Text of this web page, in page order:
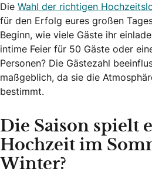
Die Wahl der richtigen
für den Erfolg eures großen
Beginn, wie viele Gäste ihr
intime Feier für 50 Gäste oder
Personen? Die Gästezahl
maßgeblich, da sie die
bestimmt.
Die Saison spielt
Hochzeit im
Winter?